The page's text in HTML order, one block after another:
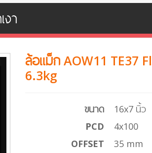
า
ล้อแม็ก AOW11 TE37
6.3kg
ขนาด
16x7 นิ้ว
PCD
4x100
OFFSET
35 mm